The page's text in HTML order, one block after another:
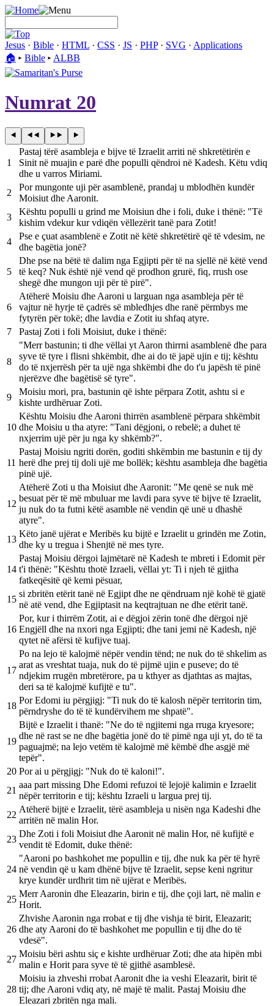
Jesus · Bible · HTML · CSS · JS · PHP· SVG · Applications
🏠︎ ▸ Bible ▸ ALBB
Numrat 20
1
Pastaj tërë asambleja e bijve të Izraelit arriti në shkretëtirën e
Sinit në muajin e parë dhe populli qëndroi në Kadesh. Këtu vdiq
dhe u varros Miriami.
2
Por mungonte uji për asamblenë, prandaj u mblodhën kundër
Moisiut dhe Aaronit.
3
Kështu populli u grind me Moisiun dhe i foli, duke i thënë: "Të
kishim vdekur kur vdiqën vëllezërit tanë para Zotit!
4
Pse e çuat asamblenë e Zotit në këtë shkretëtirë që të vdesim, ne
dhe bagëtia jonë?
5
Dhe pse na bëtë të dalim nga Egjipti për të na sjellë në këtë vend
të keq? Nuk është një vend që prodhon grurë, fiq, rrush ose
shegë dhe mungon uji për të pirë".
6
Atëherë Moisiu dhe Aaroni u larguan nga asambleja për të
vajtur në hyrje të çadrës së mbledhjes dhe ranë përmbys me
fytyrën për tokë; dhe lavdia e Zotit iu shfaq atyre.
7
Pastaj Zoti i foli Moisiut, duke i thënë:
8
"Merr bastunin; ti dhe vëllai yt Aaron thirrni asamblenë dhe para
syve të tyre i flisni shkëmbit, dhe ai do të japë ujin e tij; kështu
do të nxjerrësh për ta ujë nga shkëmbi dhe do t'u japësh të pinë
njerëzve dhe bagëtisë së tyre".
9
Moisiu mori, pra, bastunin që ishte përpara Zotit, ashtu si e
kishte urdhëruar Zoti.
10
Kështu Moisiu dhe Aaroni thirrën asamblenë përpara shkëmbit
dhe Moisiu u tha atyre: "Tani dëgjoni, o rebelë; a duhet të
nxjerrim ujë për ju nga ky shkëmb?".
11
Pastaj Moisiu ngriti dorën, goditi shkëmbin me bastunin e tij dy
herë dhe prej tij doli ujë me bollëk; kështu asambleja dhe bagëtia
pinë ujë.
12
Atëherë Zoti u tha Moisiut dhe Aaronit: "Me qenë se nuk më
besuat për të më mbuluar me lavdi para syve të bijve të Izraelit,
ju nuk do ta futni këtë asamble në vendin që unë u dhashë
atyre".
13
Këto janë ujërat e Meribës ku bijtë e Izraelit u grindën me Zotin,
dhe ky u tregua i Shenjtë në mes tyre.
14
Pastaj Moisiu dërgoi lajmëtarë në Kadesh te mbreti i Edomit për
t'i thënë: "Kështu thotë Izraeli, vëllai yt: Ti i njeh të gjitha
fatkeqësitë që kemi pësuar,
15
si zbritën etërit tanë në Egjipt dhe ne qëndruam një kohë të gjatë
në atë vend, dhe Egjiptasit na keqtrajtuan ne dhe etërit tanë.
16
Por, kur i thirrëm Zotit, ai e dëgjoi zërin tonë dhe dërgoi një
Engjëll dhe na nxori nga Egjipti; dhe tani jemi në Kadesh, një
qytet në afërsi të kufijve tuaj.
17
Po na lejo të kalojmë nëpër vendin tënd; ne nuk do të shkelim as
arat as vreshtat tuaja, nuk do të pijmë ujin e puseve; do të
ndjekim rrugën mbretërore, pa u kthyer as djathtas as majtas,
deri sa të kalojmë kufijtë e tu".
18
Por Edomi iu përgjigj: "Ti nuk do të kalosh nëpër territorin tim,
përndryshe do të të kundërvihem me shpatë".
19
Bijtë e Izraelit i thanë: "Ne do të ngjitemi nga rruga kryesore;
dhe në rast se ne dhe bagëtia jonë do të pimë nga uji yt, do të ta
paguajmë; na lejo vetëm të kalojmë më këmbë dhe asgjë më
tepër".
20 Por ai u përgjigj: "Nuk do të kaloni!".
21
aaa part missing Dhe Edomi refuzoi të lejojë kalimin e Izraelit
nëpër territorin e tij; kështu Izraeli u largua prej tij.
22
Atëherë bijtë e Izraelit, tërë asambleja u nisën nga Kadeshi dhe
arritën në malin Hor.
23
Dhe Zoti i foli Moisiut dhe Aaronit në malin Hor, në kufijtë e
vendit të Edomit, duke thënë:
24
"Aaroni po bashkohet me popullin e tij, dhe nuk ka për të hyrë
në vendin që u kam dhënë bijve të Izraelit, sepse keni ngritur
krye kundër urdhrit tim në ujërat e Meribës.
25
Merr Aaronin dhe Eleazarin, birin e tij, dhe çoji lart, në malin e
Horit.
26
Zhvishe Aaronin nga rrobat e tij dhe vishja të birit, Eleazarit;
dhe aty Aaroni do të bashkohet me popullin e tij dhe do të
vdesë".
27
Moisiu bëri ashtu siç e kishte urdhëruar Zoti; dhe ata hipën mbi
malin e Horit para syve të të gjithë asamblesë.
28
Moisiu ia zhveshi rrobat Aaronit dhe ia veshi Eleazarit, birit të
tij; dhe Aaroni vdiq aty, në majë të malit. Pastaj Moisiu dhe
Eleazari zbritën nga mali.